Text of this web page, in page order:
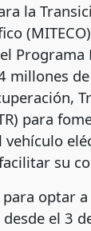
la
Programa
millones
para
vehículo
su
optar
el 3